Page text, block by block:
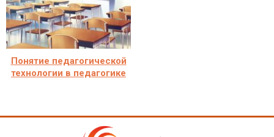
Понятие педагогической
технологии в педагогике